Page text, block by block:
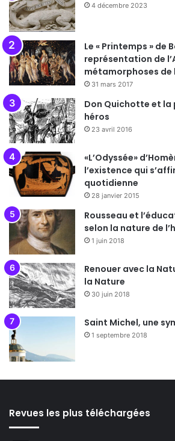
4 décembre 2023
Le « Printemps » de
représentation de
métamorphoses de
31 mars 2017
Don Quichotte et la
héros
23 avril 2016
«L’Odyssée»
l’existence qui
quotidienne
28 janvier 2015
Rousseau et
selon la nature de
1 juin 2018
Renouer avec la
la Nature
30 juin 2018
Saint Michel, une
1 septembre 2018
Revues les plus téléchargées